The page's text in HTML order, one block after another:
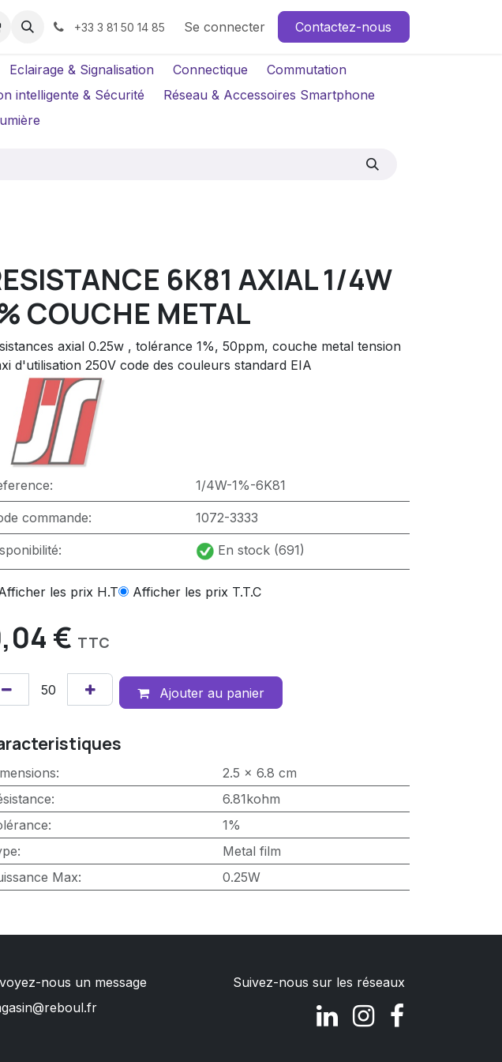
+33 3 81 50 14 85 Se connecter Contactez-nous
Eclairage & Signalisation Connectique
Commutation
intelligente & Sécurité
Réseau & Accessoires Smartphone
6K81 AXIAL 1/4W
COUCHE METAL
axial 0.25w , tolérance 1%, 50ppm, couche metal tension
d'utilisation 250V code des couleurs standard EIA
1/4W-1%-6K81
commande: 1072-3333
En stock (691)
les prix H.T Afficher les prix T.T.C
€ TTC
Ajouter au panier
:
2.5 x 6.8 cm
:
6.81kohm
:
1%
:
Metal film
Max: 0.25W
nous un message
Suivez-nous sur les réseaux